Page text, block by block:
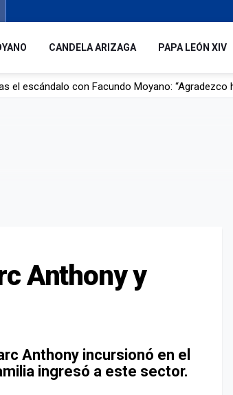
CANDELA ARIZAGA PAPA LEÓN XIV
Luis: pasó seis días de agonía tras ser
Anthony y
Anthony incursionó en el
ingresó a este sector.